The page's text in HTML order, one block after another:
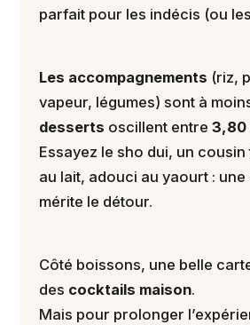
parfait pour les indécis (ou
Les accompagnements (riz,
vapeur, légumes) sont à
desserts oscillent entre 3,80
Essayez le sho dui, un
au lait, adouci au yaourt :
mérite le détour.
Côté boissons, une belle
des cocktails maison.
Mais pour prolonger